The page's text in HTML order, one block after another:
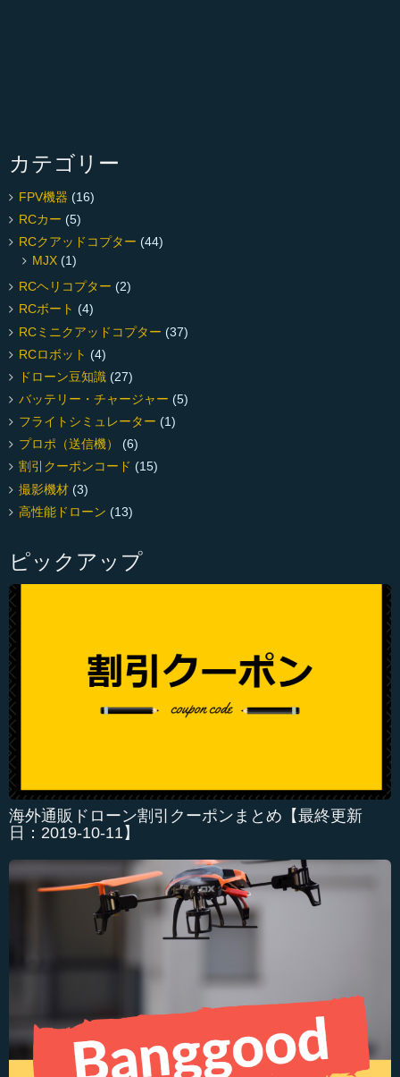
カテゴリー
FPV機器 (16)
RCカー (5)
RCクアッドコプター (44)
MJX (1)
RCヘリコプター (2)
RCボート (4)
RCミニクアッドコプター (37)
RCロボット (4)
ドローン豆知識 (27)
バッテリー・チャージャー (5)
フライトシミュレーター (1)
プロポ（送信機）
(6)
割引クーポンコード (15)
撮影機材 (3)
高性能ドローン (13)
ピックアップ
海外通販ドローン割引クーポンまとめ【最終更新
日：2019-10-11】